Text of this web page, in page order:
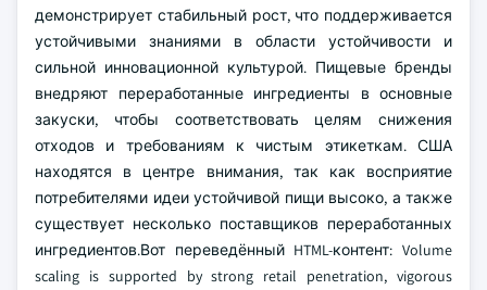
демонстрирует стабильный рост, что поддерживается
устойчивыми знаниями в области устойчивости и
сильной инновационной культурой. Пищевые бренды
внедряют переработанные ингредиенты в основные
закуски, чтобы соответствовать целям снижения
отходов и требованиям к чистым этикеткам. США
находятся в центре внимания, так как восприятие
потребителями идеи устойчивой пищи высоко, а также
существует несколько поставщиков переработанных
ингредиентов.Вот переведённый HTML-контент: Volume
scaling is supported by strong retail penetration, vigorous